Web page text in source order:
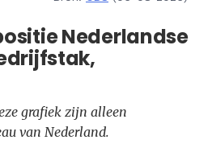
Nederlandse
grafiek zijn alleen
van Nederland.